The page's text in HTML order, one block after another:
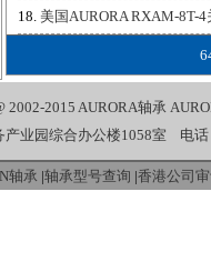
美国AURORA RXAM-8T-
2002-2015AURORA轴承
产业园综合办公楼1058室 电
轴承 |轴承型号查询 |香港公司